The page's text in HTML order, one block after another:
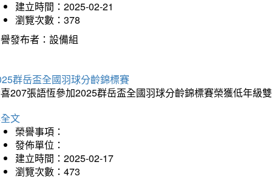
建立時間：2025-02-21
瀏覽次數：378
發布者：設備組
群岳盃全國羽球分齡錦標賽
207張語恆參加2025群岳盃全國羽球分齡錦標賽榮獲低年級
文
榮譽事項：
發佈單位：
建立時間：2025-02-17
瀏覽次數：473